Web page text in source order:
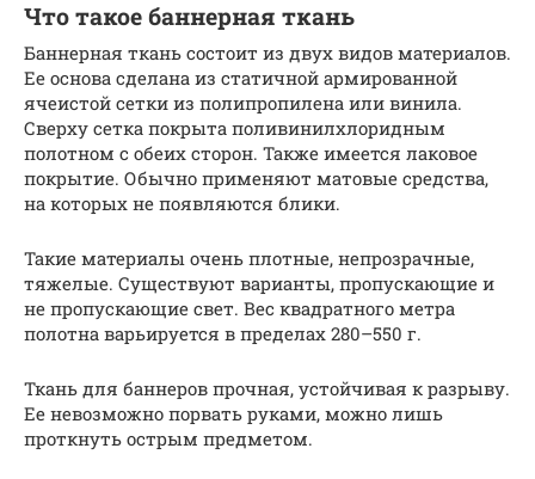
Что такое баннерная ткань
Баннерная ткань состоит из двух видов материалов.
Ее основа сделана из статичной армированной
ячеистой сетки из полипропилена или винила.
Сверху сетка покрыта поливинилхлоридным
полотном с обеих сторон. Также имеется лаковое
покрытие. Обычно применяют матовые средства,
на которых не появляются блики.
Такие материалы очень плотные, непрозрачные,
тяжелые. Существуют варианты, пропускающие и
не пропускающие свет. Вес квадратного метра
полотна варьируется в пределах 280–550 г.
Ткань для баннеров прочная, устойчивая к разрыву.
Ее невозможно порвать руками, можно лишь
проткнуть острым предметом.